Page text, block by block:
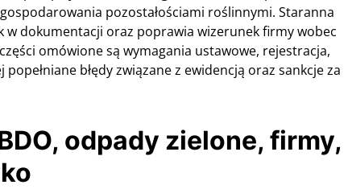
pozostałościami roślinnymi. Staranna
dokumentacji oraz poprawia wizerunek firmy wobec
omówione są wymagania ustawowe, rejestracja,
błędy związane z ewidencją oraz sankcje za
odpady zielone, firmy,